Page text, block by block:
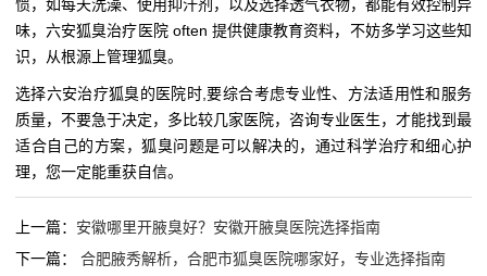
惯，如每天洗澡、使用抑汗剂，以及选择透气衣物，都能有效控制异
味，六安狐臭治疗医院 often 提供健康教育资料，不妨多学习这些知
识，从根源上管理狐臭。
选择六安治疗狐臭的医院时,要综合考虑专业性、方法适用性和服务
质量，不要急于决定，多比较几家医院，咨询专业医生，才能找到最
适合自己的方案，狐臭问题是可以解决的，通过科学治疗和细心护
理，您一定能重获自信。
上一篇： 安徽哪里开腋臭好？安徽开腋臭医院选择指南
下一篇： 合肥腋秀解析，合肥市狐臭医院哪家好，专业选择指南